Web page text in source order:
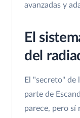
avanzadas y
El
del
El "secreto" de
parte de
parece, pero sí